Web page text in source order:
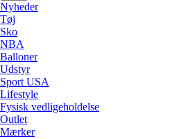
Nyheder
Tøj
Sko
NBA
Balloner
Udstyr
Sport USA
Lifestyle
Fysisk vedligeholdelse
Outlet
Mærker